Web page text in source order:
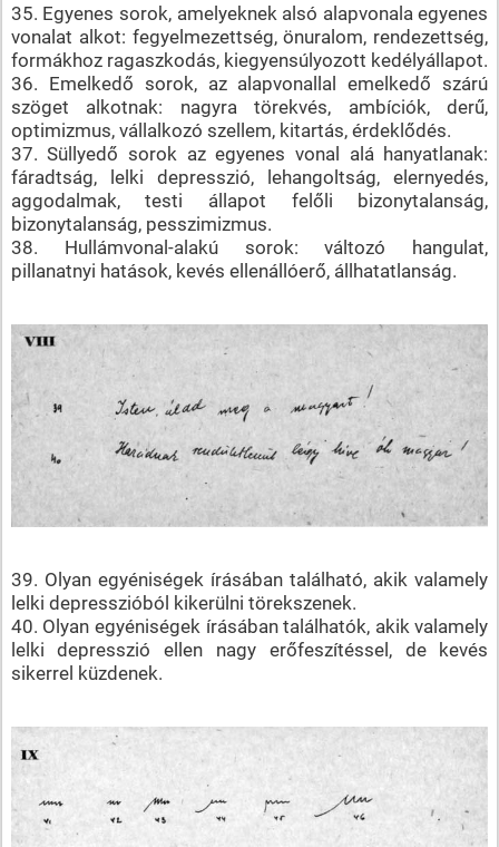
35. Egyenes sorok, amelyeknek alsó alapvonala egyenes
vonalat alkot: fegyelmezettség, önuralom, rendezettség,
formákhoz ragaszkodás, kiegyensúlyozott kedélyállapot.
36. Emelkedő sorok, az alapvonallal emelkedő szárú
szöget alkotnak: nagyra törekvés, ambíciók, derű,
optimizmus, vállalkozó szellem, kitartás, érdeklődés.
37. Süllyedő sorok az egyenes vonal alá hanyatlanak:
fáradtság, lelki depresszió, lehangoltság, elernyedés,
aggodalmak, testi állapot felőli bizonytalanság,
bizonytalanság, pesszimizmus.
38. Hullámvonal-alakú sorok: változó hangulat,
pillanatnyi hatások, kevés ellenállóerő, állhatatlanság.
39. Olyan egyéniségek írásában található, akik valamely
lelki depresszióból kikerülni törekszenek.
40. Olyan egyéniségek írásában találhatók, akik valamely
lelki depresszió ellen nagy erőfeszítéssel, de kevés
sikerrel küzdenek.